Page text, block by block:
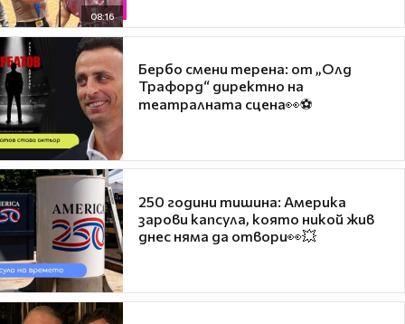
08:16
Бербо смени терена: от „Олд
Трафорд“ директно на
театралната сцена👀⚽
250 години тишина: Америка
зарови капсула, която никой жив
днес няма да отвори👀💥